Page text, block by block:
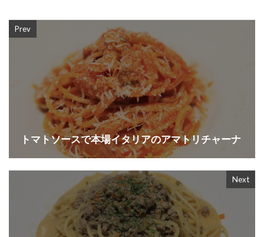
Prev
トマトソースで本場イタリアのアマトリチャーナ
Next